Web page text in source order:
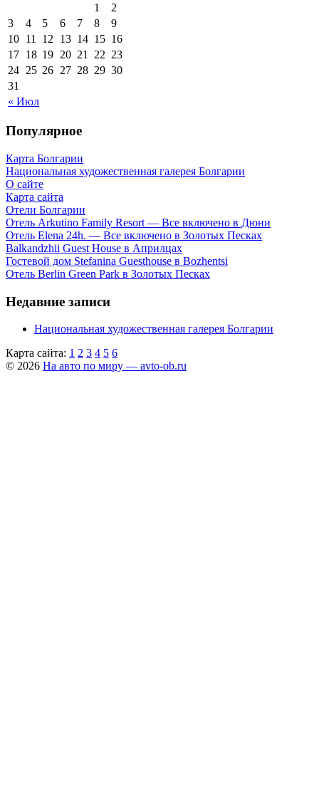
« Июл
1
2
3
4 5 6 7 8
9
10 11 12 13 14 15 16
17 18 19 20 21 22 23
24 25 26 27 28 29 30
31
Популярное
Карта Болгарии
Национальная художественная галерея Болгарии
О сайте
Карта сайта
Отели Болгарии
Отель Arkutino Family Resort — Все включено в Дюни
Отель Elena 24h. — Все включено в Золотых Песках
Balkandzhii Guest House в Априлцах
Гостевой дом Stefanina Guesthouse в Bozhentsi
Отель Berlin Green Park в Золотых Песках
Недавние записи
Национальная художественная галерея Болгарии
Карта сайта: 1 2 3 4 5 6
© 2026 На авто по миру — avto-ob.ru